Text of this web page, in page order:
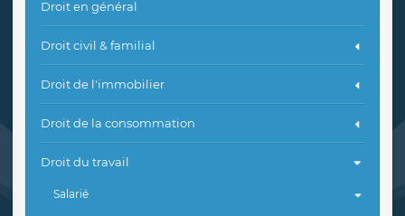
Droit en général
Droit civil & familial
Droit de l'immobilier
Droit de la consommation
Droit du travail
Salarié